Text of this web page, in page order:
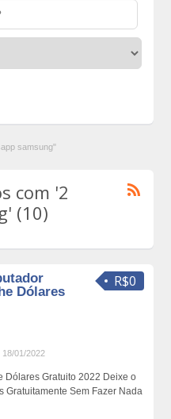
samsung"
com '2
(10)
R$0
Dólares
18/01/2022
Dólares Gratuito 2022 Deixe o
Gratuitamente Sem Fazer Nada